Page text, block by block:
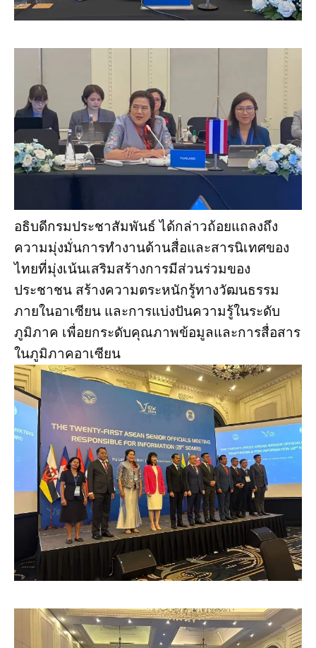
อธิบดีกรมประชาสัมพันธ์ ได้กล่าวถ้อยแถลงถึง
ความมุ่งมั่นการทำงานด้านสื่อและสารนิเทศของ
ไทยที่มุ่งเน้นเสริมสร้างการมีส่วนร่วมของ
ประชาชน สร้างความตระหนักรู้ทางวัฒนธรรม
ภายในอาเซียน และการแบ่งปันความรู้ในระดับ
ภูมิภาค เพื่อยกระดับคุณภาพข้อมูลและการสื่อสาร
ในภูมิภาคอาเซียน